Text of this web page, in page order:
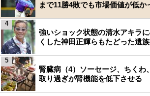
まで11勝4敗でも市場価値が低か
強いショック状態の清水アキラ
くした神田正輝らもたどった遺
4
腎臓病（4）ソーセージ、ちくわ
取り過ぎが腎機能を低下させる
5